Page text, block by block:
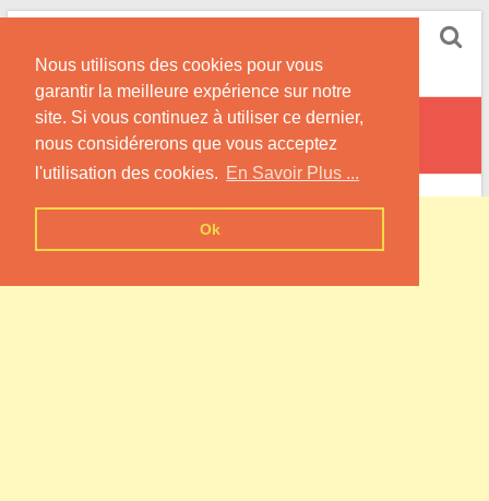
Nous utilisons des cookies pour vous
garantir la meilleure expérience sur notre
site. Si vous continuez à utiliser ce dernier,
nous considérerons que vous acceptez
l'utilisation des cookies. En Savoir Plus ...
Ok
Skip
content
Informations sur les Pompes à Chaleur
Wissignicourt